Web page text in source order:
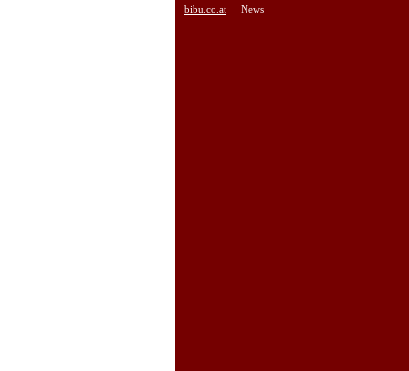
bibu.co.at News